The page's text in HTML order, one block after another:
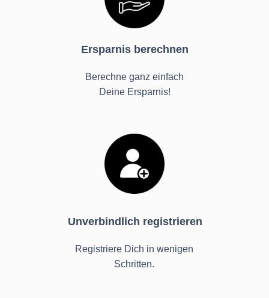
Ersparnis berechnen
Berechne ganz einfach
Deine Ersparnis!
Unverbindlich registrieren
Registriere Dich in wenigen
Schritten.